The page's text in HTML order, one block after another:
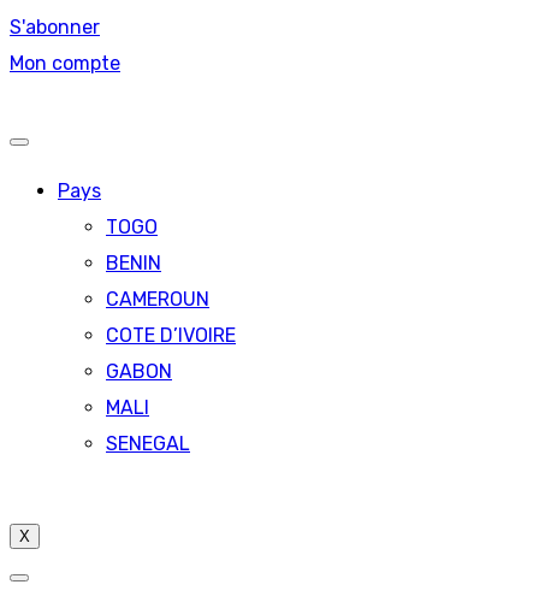
S'abonner
Mon compte
Pays
TOGO
BENIN
CAMEROUN
COTE D’IVOIRE
GABON
MALI
SENEGAL
X